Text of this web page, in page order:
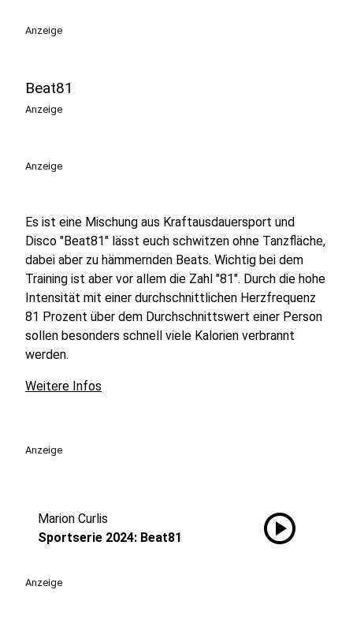
Anzeige
Beat81
Anzeige
Anzeige
Es ist eine Mischung aus Kraftausdauersport und
Disco "Beat81" lässt euch schwitzen ohne Tanzfläche,
dabei aber zu hämmernden Beats. Wichtig bei dem
Training ist aber vor allem die Zahl "81". Durch die hohe
Intensität mit einer durchschnittlichen Herzfrequenz
81 Prozent über dem Durchschnittswert einer Person
sollen besonders schnell viele Kalorien verbrannt
werden.
Weitere Infos
Anzeige
Marion Curlis
Sportserie 2024: Beat81
play_circle
Anzeige